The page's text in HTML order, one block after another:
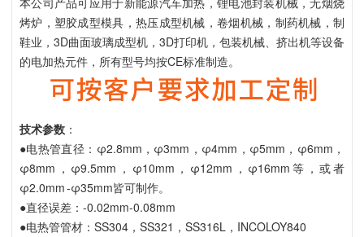
烤炉，塑胶成型模具，热压成型机械，卷烟机械，制药机械，制
鞋业，3D曲面玻璃成型机，3D打印机，包装机械、挤出机等设备
的电加热元件，所有型号均按CE标准制造。
技术参数：
●电热管直径： φ2.8mm， φ3mm，φ4mm，φ5mm，φ6mm，
φ8mm，φ9.5mm，φ10mm，φ12mm，φ16mm等，或者
φ2.0mm -φ35mm皆可制作。
●直径误差：-0.02mm-0.08mm
●电热管管材：SS304，SS321，SS316L，INCOLOY840